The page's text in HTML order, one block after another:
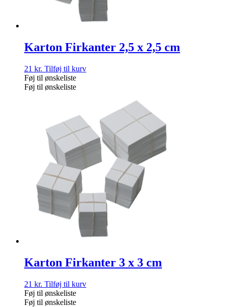
Karton Firkanter 2,5 x 2,5 cm
21 kr. Tilføj til kurv
Føj til ønskeliste
Føj til ønskeliste
Karton Firkanter 3 x 3 cm
21 kr. Tilføj til kurv
Føj til ønskeliste
Føj til ønskeliste